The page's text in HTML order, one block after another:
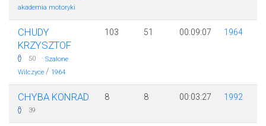
akademia motoryki
CHUDY
KRZYSZTOF
50 · Szalone
Wilczyce / 1964
103 51 00:09:07 1964
CHYBA KONRAD
39
8 8 00:03:27 1992